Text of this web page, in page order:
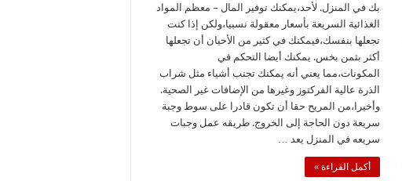
بك في المنزل. لأحد،يمكنك توفير المال – معظم المواد
الغذائية السريعة بأسعار معقولة نسبيا،ولكن إذا كنت
تجعلها بنفسك،فيمكنك في كثير من الأحيان أن تجعلها
أكثر بثمن بخس. يمكنك أيضا التحكم في
المكونات،مما يعني أنه يمكنك تجنب أشياء مثل شراب
الذرة عالية الفركتوز وغيرها من الإضافات غير الصحية.
وأخيرا،من المريح حقا أن تكون قادرا على سوط وجبة
سريعة دون الحاجة إلى الخروج. طريقه عمل وجبات
سريعه في المنزل يعد …
أكمل القراءة »